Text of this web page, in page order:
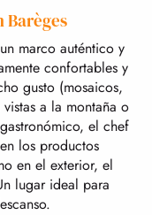
Barèges
marco auténtico y
confortables y
gusto (mosaicos,
a la montaña o
el chef
los productos
en el exterior, el
lugar ideal para